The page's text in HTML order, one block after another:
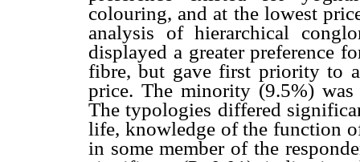
colouring, and at the lowest
analysis of hierarchical
displayed a greater preference
fibre, but gave first priority to
price. The minority (9.5%)
The typologies differed
life, knowledge of the function
in some member of the